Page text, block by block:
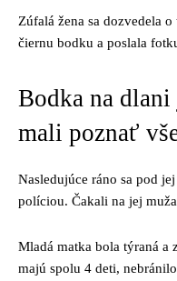
Zúfalá žena sa dozvedela
čiernu bodku a poslala
Bodka na
mali poznať
Nasledujúce ráno sa pod
políciou. Čakali na jej
Mladá matka bola týraná a
majú spolu 4 deti,